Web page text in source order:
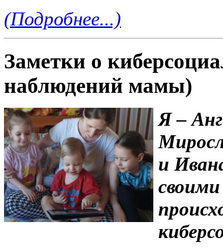
(Подробнее...)
Заметки о
наблюдений мамы)
Я –
и